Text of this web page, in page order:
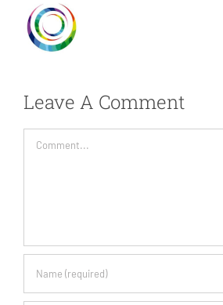
Leave A Comment
Comment